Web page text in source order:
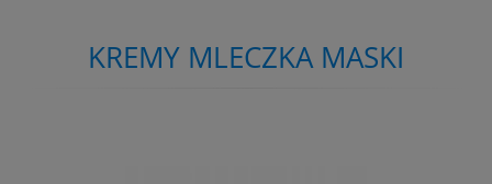
KREMY MLECZKA MASKI